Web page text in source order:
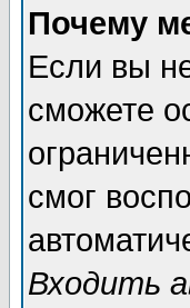
Почему
Если вы
сможете
смог
Входить